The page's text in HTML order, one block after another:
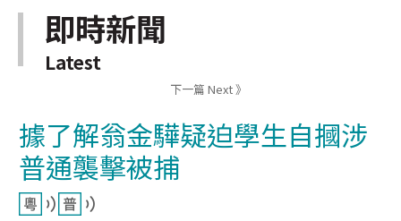
即時新聞
Latest
下一篇 Next 》
據了解翁金驊疑迫學生自摑涉
普通襲擊被捕